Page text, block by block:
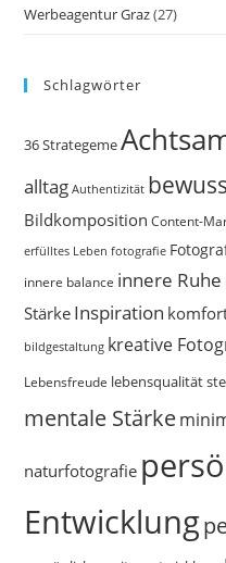
Werbeagentur Graz(27)
Schlagwörter
36 Strategeme
alltag Authentizität
Bildkomposition Content-
erfülltes Leben fotografie
innere balance innere Ruhe
Stärke Inspiration
bildgestaltung kreative
Lebensfreude lebensqualität
mentale Stärke
naturfotografie
Entwicklung